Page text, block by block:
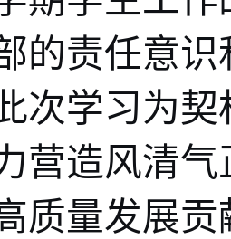
的责任意
次学习为
营造风清
质量发展